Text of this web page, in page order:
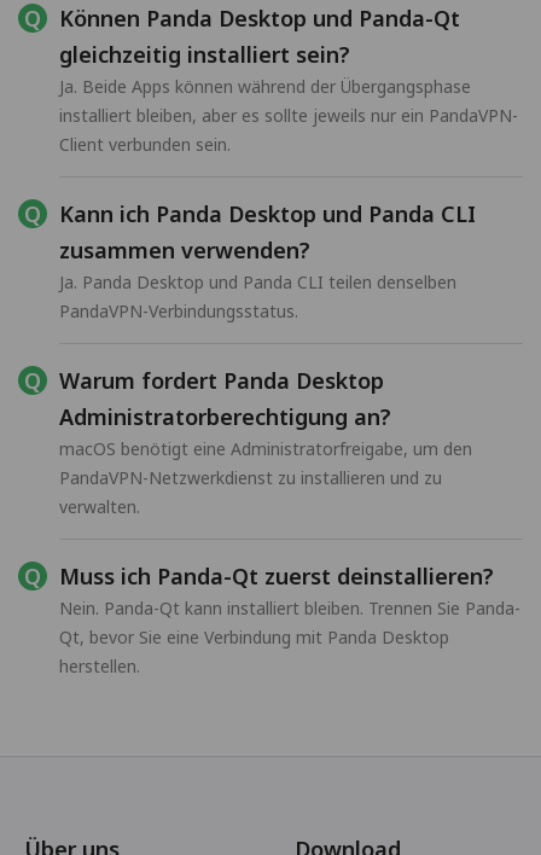
Können Panda Desktop und Panda-Qt
gleichzeitig installiert sein?
Ja. Beide Apps können während der Übergangsphase
installiert bleiben, aber es sollte jeweils nur ein PandaVPN-
Client verbunden sein.
Kann ich Panda Desktop und Panda CLI
zusammen verwenden?
Ja. Panda Desktop und Panda CLI teilen denselben
PandaVPN-Verbindungsstatus.
Warum fordert Panda Desktop
Administratorberechtigung an?
macOS benötigt eine Administratorfreigabe, um den
PandaVPN-Netzwerkdienst zu installieren und zu
verwalten.
Muss ich Panda-Qt zuerst deinstallieren?
Nein. Panda-Qt kann installiert bleiben. Trennen Sie Panda-
Qt, bevor Sie eine Verbindung mit Panda Desktop
herstellen.